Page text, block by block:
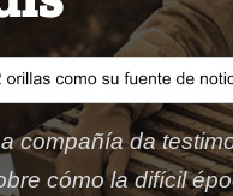
compañía da
cómo la difícil